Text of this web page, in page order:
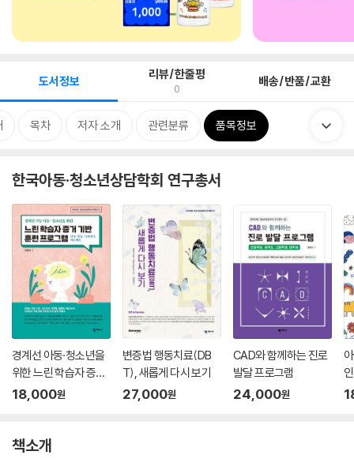
도서정보 리뷰/한줄평
0 배송/반품/교환
목차 저자 소개 관련분류 품목정보
한국아동·청소년상담학회 연구총서
경계선 아동·청소년을
위한 느린 학습자 증거
기반 훈련 프로그램
18,000원
변증법 행동치료(DB
T), 새롭게 다시 보기
27,000원
CAD와 함께하는 진로
발달 프로그램
24,000원
책소개